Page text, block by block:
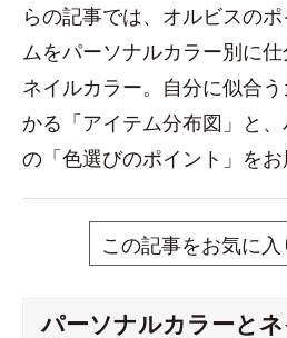
らの記事では、オルビスの
ムをパーソナルカラー別に
ネイルカラー。自分に似合
かる「アイテム分布図」と
の「色選びのポイント」をお
この記事をお気に
パーソナルカラーと